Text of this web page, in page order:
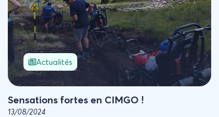
Actualités
Sensations fortes en CIMGO !
13/08/2024